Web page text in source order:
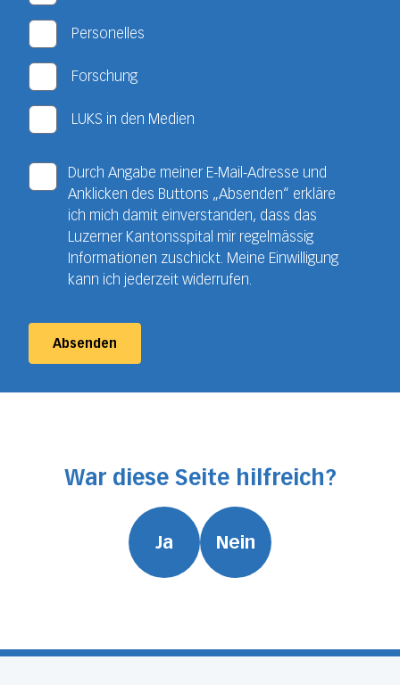
Personelles
Forschung
LUKS in den Medien
Durch Angabe meiner E-Mail-Adresse und
Anklicken des Buttons „Absenden“ erkläre
ich mich damit einverstanden, dass das
Luzerner Kantonsspital mir regelmässig
Informationen zuschickt. Meine Einwilligung
kann ich jederzeit widerrufen.
Absenden
War diese Seite hilfreich?
Ja Nein